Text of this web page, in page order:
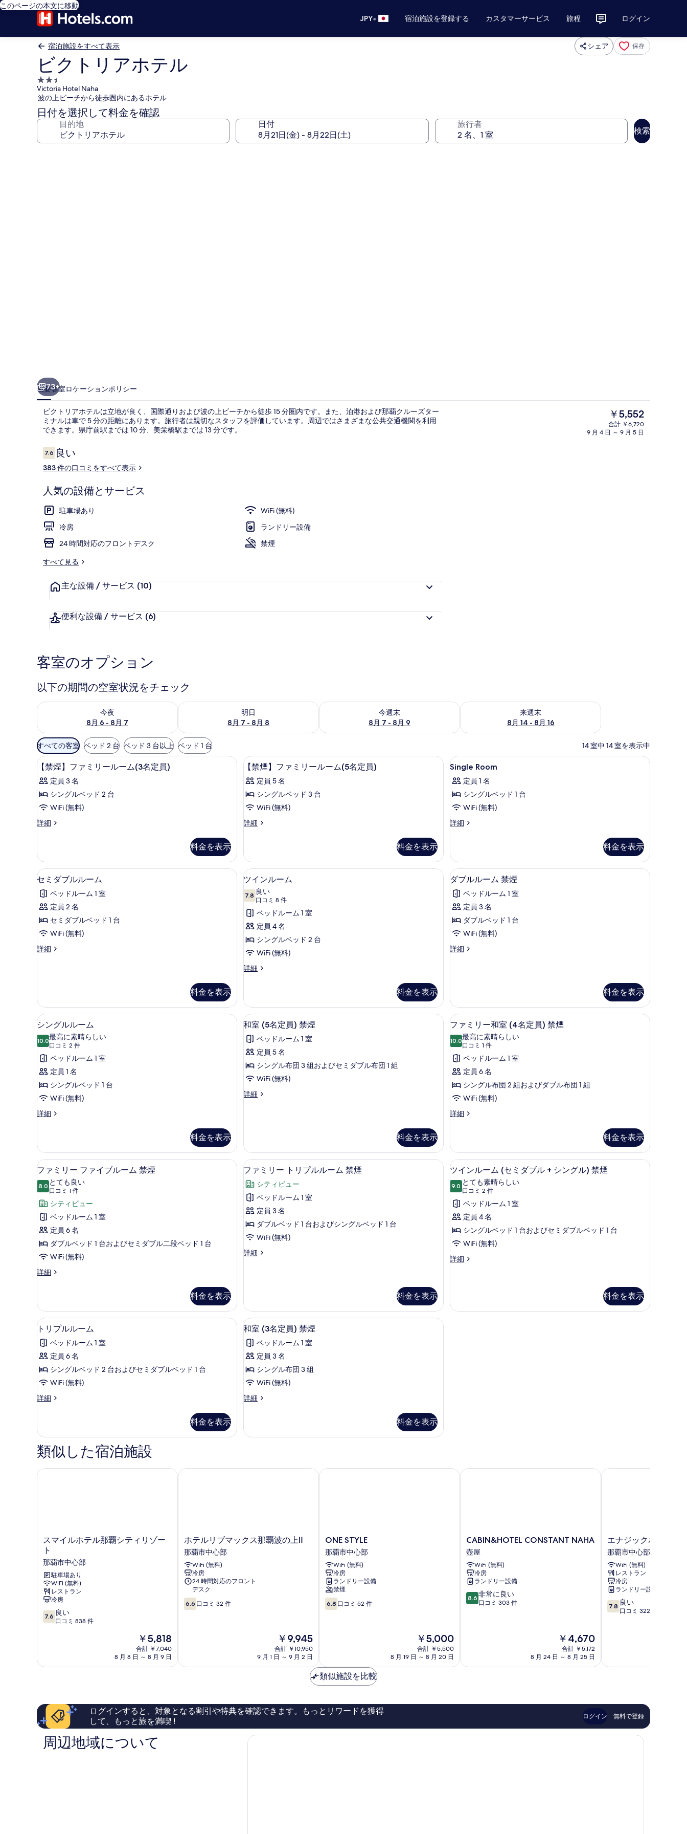
このページの本文に移動
JPY• 宿泊施設を登録する カスタマーサービス 旅程 ログイン
宿泊施設をすべて表示 シェア 保存
ビクトリアホテル
2.5
つ
星
宿
泊
Victoria Hotel Naha
波の上ビーチから徒歩圏内にあるホテル
日付を選択して料金を確認
目的地 日付 旅行者
検索
リ
ー
ダブルルーム ダブルベッド 1 台 禁
73+
概要客室ロケーションポリシー
ビクトリアホテルは立地が良く、国際通りおよび波の上ビーチから徒歩 15 分圏内です。また、泊港および那覇クルーズター
ミナルは車で 5 分の距離にあります。旅行者は親切なスタッフを評価しています。周辺ではさまざまな公共交通機関を利用
できます。県庁前駅までは 10 分、美栄橋駅までは 13 分です。
口
コ
ミ
7.610段階中7.6
良い
383 件の口コミをすべて表示
人気の設備とサービス
駐車場あり
WiFi (無料)
冷房
ランドリー設備
24 時間対応のフロントデスク
禁煙
すべて見る
主な設備 / サービス (10)
便利な設備 / サービス (6)
現
在
の
￥5,552
合計 ￥6,720
9 月 4 日 ～ 9 月 5 日
客室のオプション
以下の期間の空室状況をチェック
今夜
8月 6 - 8月 7
今夜 8月 6 - 8月 7 の空室状況をチェック
明日
8月 7 - 8月 8
明日 8月 7 - 8月 8 の空室状況をチェック
今週末
8月 7 - 8月 9
今週末 8月 7 - 8月 9 の空室状況をチェック
来週末
8月 14 - 8月 16
来週末 8月 14 - 8月 16 の空室状況をチェック
利
用
可
能
な
客
室
の
込
条
件
すべての客室 ベッド 2 台 ベッド 3 台以上 ベッド 1 台 14 室中 14 室を表示中
【禁
煙】
フ
ァ
リ
ル
ー
ム
(3
名
定
員)
の
の
写
真
を
表
示
す
る
デスク、WiFi (無料)、ベッドシーツ
1
【禁煙】ファミリールーム(3名定員)
定員 3 名
シングルベッド 2 台
WiFi (無料)
詳細
【禁
ミ
リ
ー
ー
ム
名
定
の
料金を表示
【禁
煙】
フ
ァ
リ
ル
ー
ム
(5
名
定
員)
の
す
べ
の
写
真
を
表
示
す
る
デスク、WiFi (無料)、ベッドシーツ
1
【禁煙】ファミリールーム(5名定員)
定員 5 名
シングルベッド 3 台
WiFi (無料)
詳細
【禁
ミ
リ
ー
ー
(5
名
員)
の
細
料金を表示
Single
Room
の
す
べ
て
真
を
表
示
す
る
デスク、WiFi (無料)、ベッドシーツ
10
Single Room
定員 1 名
シングルベッド 1 台
WiFi (無料)
詳細
Single
細
料金を表示
セ
ミ
ダ
ブ
ル
ー
べ
て
の
写
真
を
表
示
す
セミダブルルーム | デスク、WiFi (無料)、ベッドシーツ
8
セミダブルルーム
ベッドルーム 1 室
定員 2 名
セミダブルベッド 1 台
WiFi (無料)
詳細
セ
ー
ム
の
詳
細
料金を表示
ツ
イ
ン
ル
ー
ム
の
す
の
写
真
を
表
示
る
ツインルーム | デスク、WiFi (無料)、ベッドシーツ
13
ツインルーム
7.810 点中 7.8
良い
口コミ 8 件
(口
コ
ミ
8
件)
ベッドルーム 1 室
定員 4 名
シングルベッド 2 台
WiFi (無料)
詳細
ツ
ー
ム
の
細
料金を表示
ダ
ブ
ル
ル
ー
禁
べ
て
の
写
真
を
表
示
す
ダブルルーム 禁煙 | デスク、WiFi (無料)、ベ
10
ダブルルーム 禁煙
ベッドルーム 1 室
定員 3 名
ダブルベッド 1 台
WiFi (無料)
詳細
ダ
禁
煙
の
詳
細
料金を表示
シ
ン
グ
ル
ル
ー
ム
の
て
の
写
真
を
表
示
す
る
シングルルーム | デスク、WiFi (無料)、ベッドシーツ
10
シングルルーム
10.010 点中 10.0
最高に素晴らしい
口コミ 2 件
(口
コ
ミ
2
件)
ベッドルーム 1 室
定員 1 名
シングルベッド 1 台
WiFi (無料)
詳細
シ
ル
ー
ム
詳
料金を表示
和
室
(5
名
定
員)
禁
べ
て
の
写
真
を
表
示
す
和室 (5名定員) 禁煙 | デスク、WiFi (無料)、ベッドシーツ
10
和室 (5名定員) 禁煙
ベッドルーム 1 室
定員 5 名
シングル布団 3 組およびセミダブル布団 1 組
WiFi (無料)
詳細
和
禁
煙
の
詳
細
料金を表示
フ
ァ
ミ
リ
ー
和
室
(4
員)
禁
煙
の
す
べ
て
の
写
示
ファミリー和室 (4名定員) 禁煙 | デスク、
13
ファミリー和室 (4名定員) 禁煙
10.010 点中 10.0
最高に素晴らしい
口コミ 1 件
(口
コ
ミ
件)
ベッドルーム 1 室
定員 6 名
シングル布団 2 組およびダブル布団 1 組
WiFi (無料)
詳細
フ
ー
和
室
名
員)
禁
の
詳
料金を表示
フ
ァ
ミ
リ
ー
フ
ァ
イ
ブ
ム
禁
煙
の
す
べ
の
真
を
表
示
ファミリー ファイブルーム 禁煙 | デスク、WiFi (無料)、ベッドシーツ
9
ファミリー ファイブルーム 禁煙
8.010 点中 8.0
とても良い
口コミ 1 件
(口
コ
ミ
1
件)
シティビュー
ベッドルーム 1 室
定員 6 名
ダブルベッド 1 台およびセミダブル二段ベッド 1 台
WiFi (無料)
詳細
フ
ー
フ
ァ
ブ
ル
ム
禁
の
料金を表示
フ
ァ
ミ
リ
ー
ト
プ
ム
禁
煙
の
す
べ
の
真
示
ファミリー トリプルルーム 禁煙 | デスク、WiFi (無料)、ベッドシーツ
11
ファミリー トリプルルーム 禁煙
シティビュー
ベッドルーム 1 室
定員 3 名
ダブルベッド 1 台およびシングルベッド 1 台
WiFi (無料)
詳細
フ
リ
プ
ル
ル
ー
ム
煙
の
細
料金を表示
ツ
イ
ン
ル
ー
ム
(セ
ミ
+
写
ツインルーム (セミダブル + シングル) 禁煙 |
5
ツインルーム (セミダブル + シングル) 禁煙
9.010 点中 9.0
とても素晴らしい
口コミ 2 件
(口
コ
ミ
2
件)
ベッドルーム 1 室
定員 4 名
シングルベッド 1 台およびセミダブルベッド 1 台
WiFi (無料)
詳細
ツ
ム
(セ
料金を表示
ト
リ
プ
ル
ル
ム
す
べ
て
の
示
す
る
トリプルルーム | デスク、WiFi (無料)、ベッドシーツ
5
トリプルルーム
ベッドルーム 1 室
定員 6 名
シングルベッド 2 台およびセミダブルベッド 1 台
WiFi (無料)
詳細
ト
ル
ー
ム
の
詳
料金を表示
和
室
(3
名
定
員)
禁
の
て
表
和室 (3名定員) 禁煙 | デスク、WiFi (無料)、ベッドシーツ
7
和室 (3名定員) 禁煙
ベッドルーム 1 室
定員 3 名
シングル布団 3 組
WiFi (無料)
詳細
和
定
の
料金を表示
類似した宿泊施設
ス
マ
イ
ル
ホ
テ
ル
那
覇
シ
ー
市
心
スマイルホテル那覇シティリゾー
ト
那覇市中心部
駐車場あり
WiFi (無料)
レストラン
冷房
10
段
い、
838
件
の
口
コ
7.6 良い
口コミ 838 件
現
在
の
￥5,818
合計 ￥7,040
8 月 8 日 ～ 8 月 9 日
スマイルホテル那覇シティリゾート
ホ
テ
ル
リ
ブ
マ
ク
ス
Ⅱ
中
心
ホテルリブマックス那覇波の上Ⅱ
那覇市中心部
WiFi (無料)
冷房
24 時間対応のフロント
デスク
10
段
ミ
の
口
ミ
6.6 口コミ 32 件
現
在
の
￥9,945
合計 ￥10,950
9 月 1 日 ～ 9 月 2 日
ホテルリブマックス那覇波の上Ⅱ
ONE
STYLE
那
覇
市
中
心
部
ONE STYLE
那覇市中心部
WiFi (無料)
冷房
ランドリー設備
禁煙
10
段
ミ
52
件
の
口
ミ
6.8 口コミ 52 件
現
在
の
￥5,000
合計 ￥5,500
8 月 19 日 ～ 8 月 20 日
ONE STYLE
CABIN&HOTEL
CONSTANT
NAHA
壺
屋
CABIN&HOTEL CONSTANT NAHA
壺屋
WiFi (無料)
冷房
ランドリー設備
10
段
良
ミ
件
8.6 非常に良い
口コミ 303 件
現
在
の
￥4,670
合計 ￥5,172
8 月 24 日 ～ 8 月 25 日
CABIN&HOTEL CONSTANT NAHA
エ
ナ
ジ
ッ
ク
ホ
テ
ル
山
心
エナジックホテル山
那覇市中心部
WiFi (無料)
レストラン
冷房
ランドリー設備
10
段
口
件
口
7.8 良い
口コミ 322 件
エナジックホテル山市
類似施設を比較
ログインすると、対象となる割引や特典を確認できます。もっとリワードを獲得
して、もっと旅を満喫 !
ログイン 無料で登録
周辺地域について